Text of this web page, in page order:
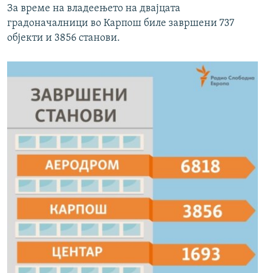
За време на владеењето на двајцата
градоначалници во Карпош биле завршени 737
објекти и 3856 станови.